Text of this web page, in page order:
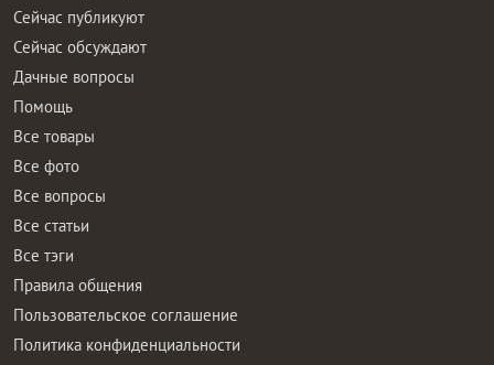
Сейчас публикуют
Сейчас обсуждают
Дачные вопросы
Помощь
Все товары
Все фото
Все вопросы
Все статьи
Все тэги
Правила общения
Пользовательское соглашение
Политика конфиденциальности